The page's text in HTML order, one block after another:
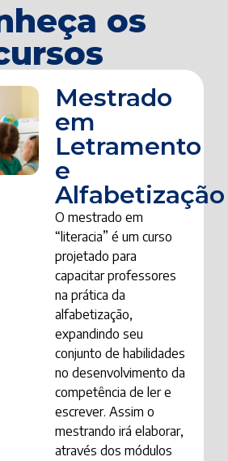
os
Mestrado
em
Letramento
e
Alfabetização
O mestrado em
“literacia” é um curso
projetado para
capacitar professores
na prática da
alfabetização,
expandindo seu
conjunto de habilidades
no desenvolvimento da
competência de ler e
escrever. Assim o
mestrando irá elaborar,
através dos módulos